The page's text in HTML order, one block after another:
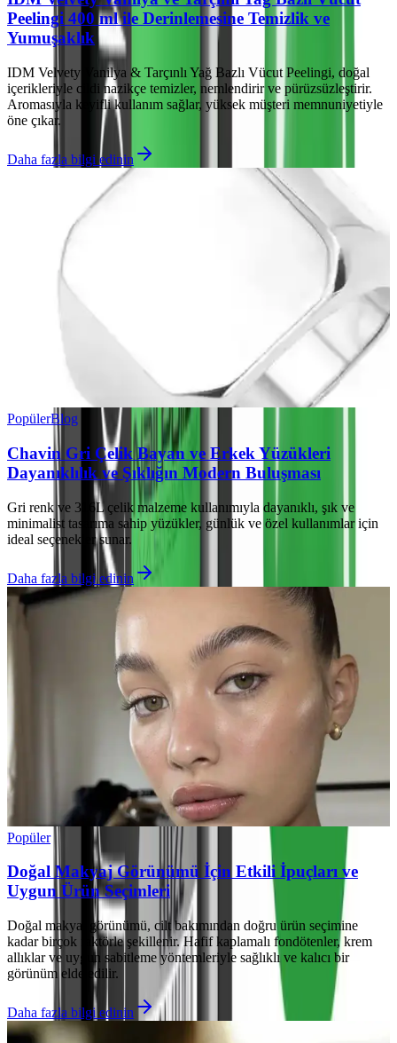
Peelingi 400 ml ile Derinlemesine Temizlik ve
Yumuşaklık
IDM Velvety Vanilya & Tarçınlı Yağ Bazlı Vücut Peelingi, doğal
içerikleriyle cildi nazikçe temizler, nemlendirir ve pürüzsüzleştirir.
Aromasıyla keyifli kullanım sağlar, yüksek müşteri memnuniyetiyle
öne çıkar.
Daha fazla bilgi edinin
PopülerBlog
Chavin Gri Çelik Bayan ve Erkek Yüzükleri
Dayanıklılık ve Şıklığın Modern Buluşması
Gri renk ve 316L çelik malzeme kullanımıyla dayanıklı, şık ve
minimalist tasarıma sahip yüzükler, günlük ve özel kullanımlar için
ideal seçenekler sunar.
Daha fazla bilgi edinin
Popüler
Doğal Makyaj Görünümü İçin Etkili İpuçları ve
Uygun Ürün Seçimleri
Doğal makyaj görünümü, cilt bakımından doğru ürün seçimine
kadar birçok faktörle şekillenir. Hafif kaplamalı fondötenler, krem
allıklar ve uygun sabitleme yöntemleriyle sağlıklı ve kalıcı bir
görünüm elde edilir.
Daha fazla bilgi edinin